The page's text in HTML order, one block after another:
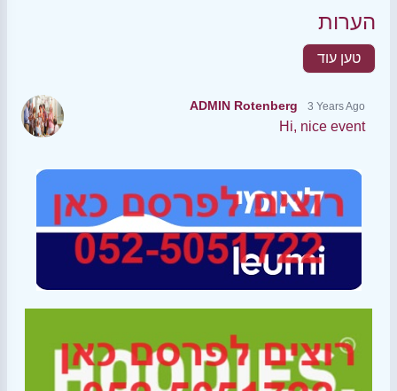
הערות
טען עוד
ADMIN Rotenberg 3 Years Ago
Hi, nice event